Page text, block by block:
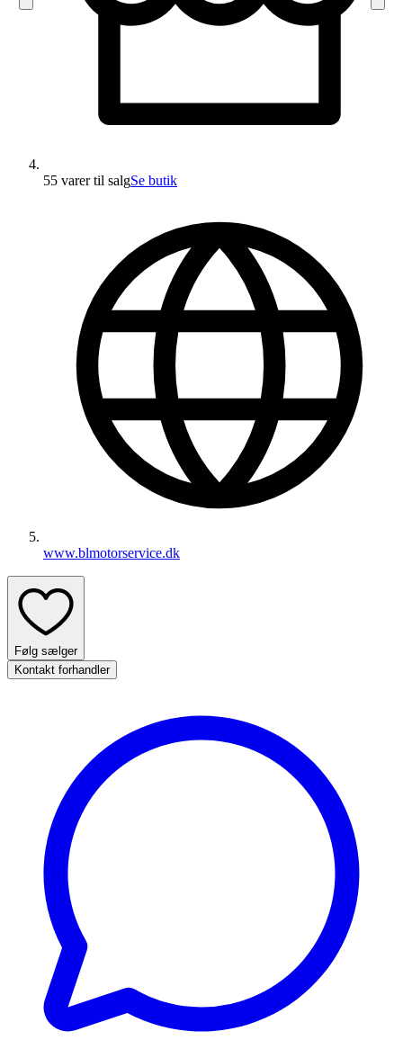
55 varertil salgSe butik
www.blmotorservice.dk
Følg sælger
Kontakt forhandler